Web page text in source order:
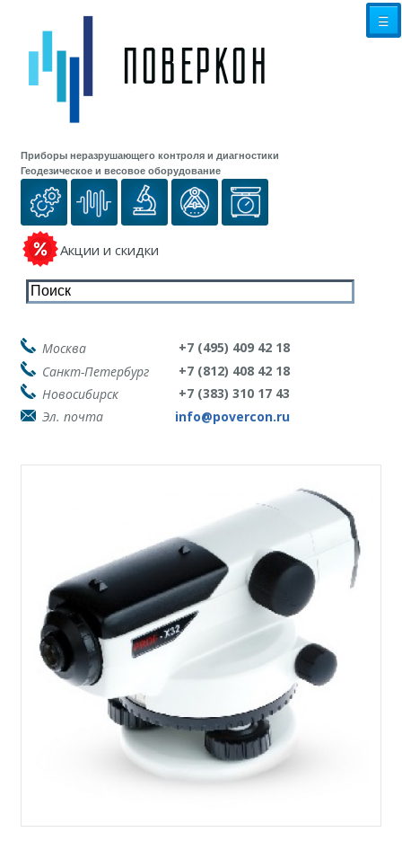
Приборы неразрушающего контроля и диагностики
Геодезическое и весовое оборудование
Акции и скидки
☰
Москва
+7 (495) 409 42 18
Санкт-Петербург
+7 (812) 408 42 18
Новосибирск
+7 (383) 310 17 43
Эл. почта
info@povercon.ru